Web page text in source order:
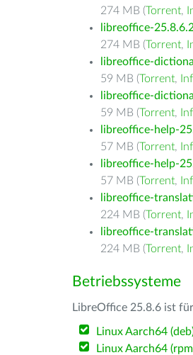
274 MB (Torrent,
libreoffice-
274 MB (Torrent,
libreoffice-
59 MB (Torrent,
libreoffice-
59 MB (Torrent,
libreoffice-help-
57 MB (Torrent,
libreoffice-help-
57 MB (Torrent,
libreoffice-
224 MB (Torrent,
libreoffice-
224 MB (Torrent,
Betriebssysteme
LibreOffice 25.8.6 ist
Linux Aarch64
Linux Aarch64